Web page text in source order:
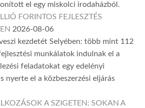
el egy miskolci irodaházból.
FORINTOS FEJLESZTÉS
2026-08-06
kezdetét Selyében: több mint 112
munkálatok indulnak el a
feladatokat egy edelényi
nyerte el a közbeszerzési eljárás
A SZIGETEN: SOKAN A